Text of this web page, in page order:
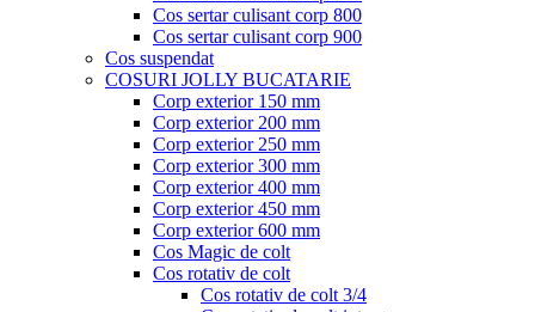
Cos sertar culisant corp 800
Cos sertar culisant corp 900
Cos suspendat
COSURI JOLLY BUCATARIE
Corp exterior 150 mm
Corp exterior 200 mm
Corp exterior 250 mm
Corp exterior 300 mm
Corp exterior 400 mm
Corp exterior 450 mm
Corp exterior 600 mm
Cos Magic de colt
Cos rotativ de colt
Cos rotativ de colt 3/4